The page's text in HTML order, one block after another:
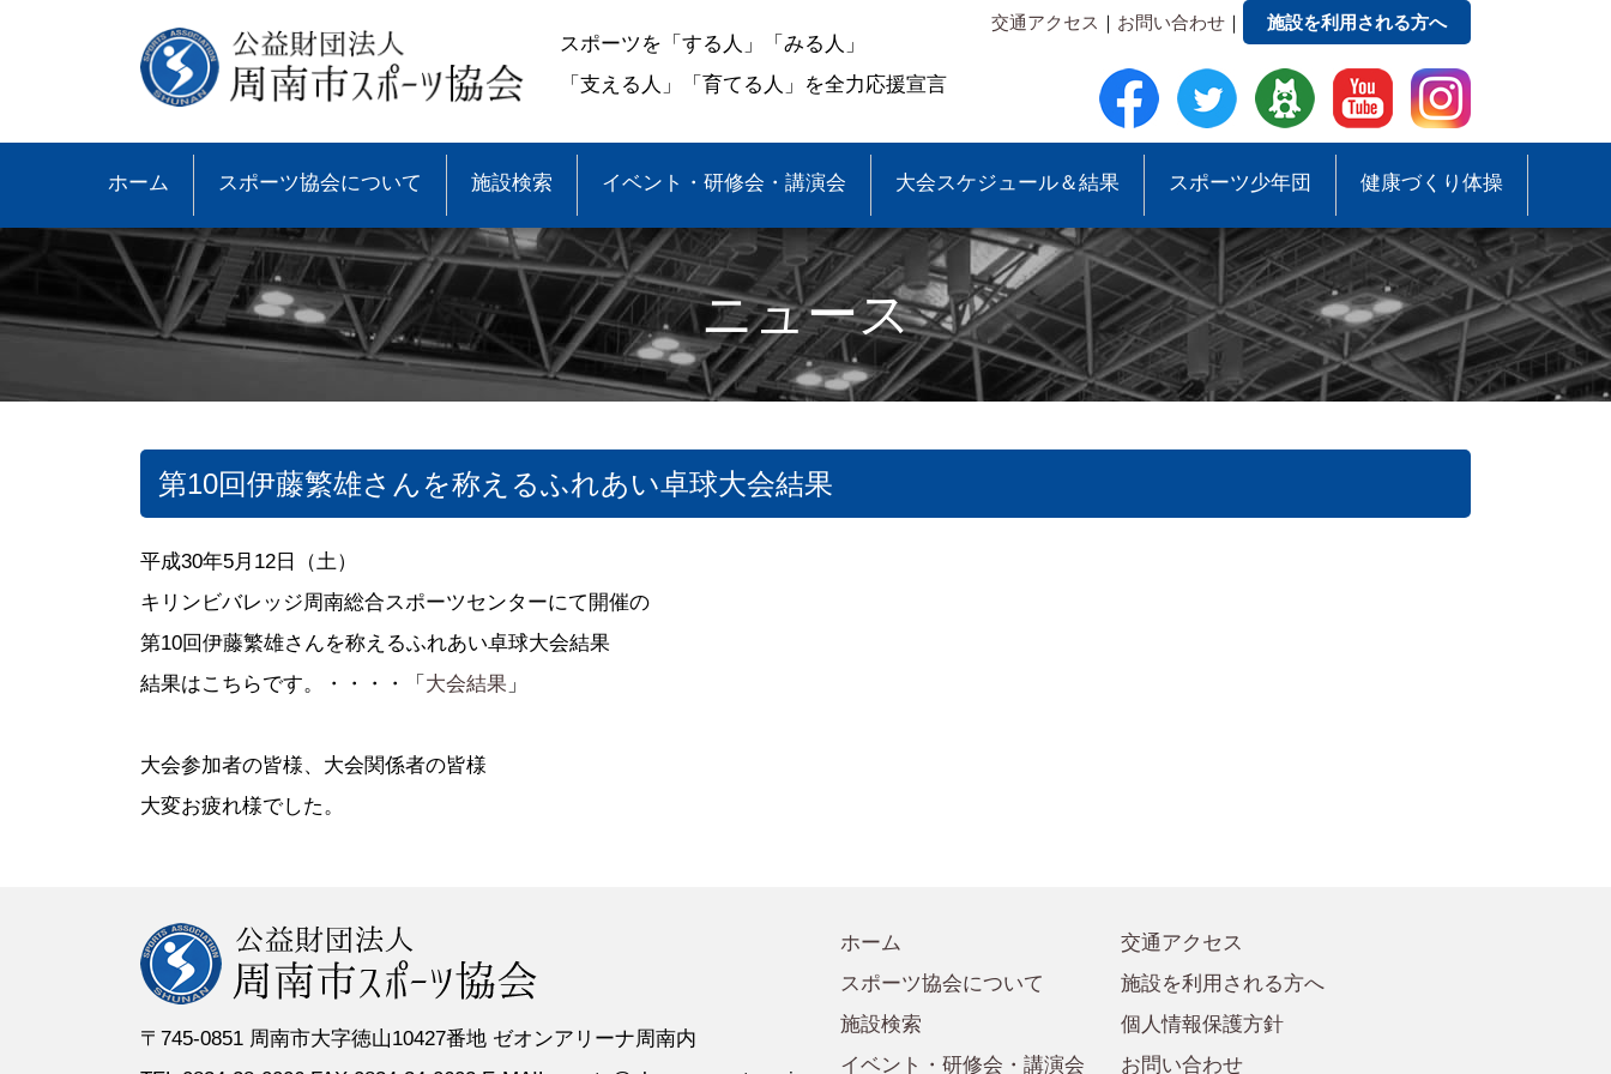
スポーツを「する人」「みる人」
「支える人」「育てる人」を全力応援宣言
交通アクセス ｜ お問い合わせ ｜ 施設を利用される方へ
ホーム スポーツ協会について
●諸規則
●特別委員会運営規程
●加盟団体
●事業報告
●事務局への質問・お問合せ
施設検索 イベント・研修会・講演会 大会スケジュール＆結果
●大会情報＆結果
スポーツ少年団
●スポーツ少年団とは
●登録スポーツ少年団
●スポーツ少年団大会情報
●各種申請・報告書 ●スポーツ少年団助成事業
健康づくり体操
ニュース
第10回伊藤繁雄さんを称えるふれあい卓球大会結果
平成30年5月12日（土）
キリンビバレッジ周南総合スポーツセンターにて開催の
第10回伊藤繁雄さんを称えるふれあい卓球大会結果
結果はこちらです。・・・・「 大会結果 」
大会参加者の皆様、大会関係者の皆様
大変お疲れ様でした。
〒745-0851 周南市大字徳山10427番地 ゼオンアリーナ周南内
ホーム
スポーツ協会について
施設検索
イベント・研修会・講演会
交通アクセス
施設を利用される方へ
個人情報保護方針
お問い合わせ